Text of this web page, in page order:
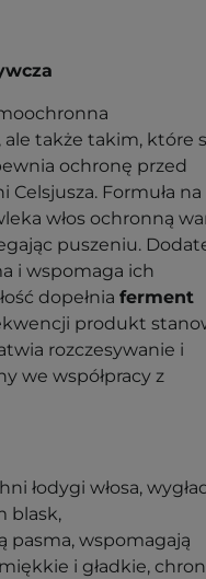
także takim, które
ochronę przed
Formuła na
włos ochronną
puszeniu.
i wspomaga ich
dopełnia ferment
produkt
rozczesywanie i
we współpracy z
łodygi włosa,
blask,
pasma, wspomagają
i gładkie,